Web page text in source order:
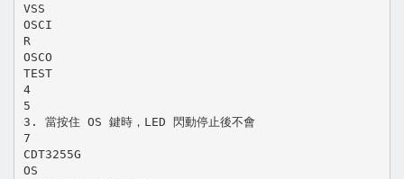
VSS
OSCI
R
OSCO
TEST
4
5
3. 當按住 OS 鍵時，LED 閃動停止後不會
7
CDT3255G
OS